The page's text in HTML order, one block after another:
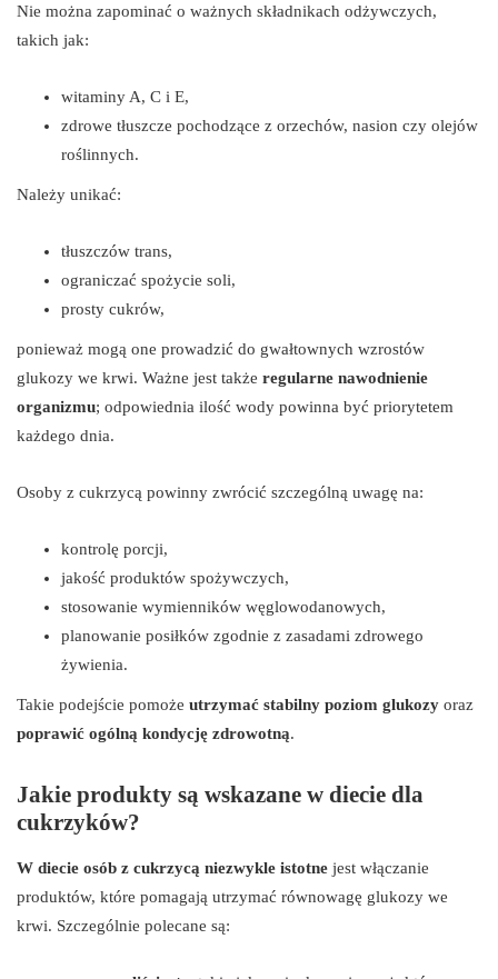
Nie można zapominać o ważnych składnikach odżywczych,
takich jak:
witaminy A, C i E,
zdrowe tłuszcze pochodzące z orzechów, nasion czy olejów
roślinnych.
Należy unikać:
tłuszczów trans,
ograniczać spożycie soli,
prosty cukrów,
ponieważ mogą one prowadzić do gwałtownych wzrostów
glukozy we krwi. Ważne jest także regularne nawodnienie
organizmu; odpowiednia ilość wody powinna być priorytetem
każdego dnia.
Osoby z cukrzycą powinny zwrócić szczególną uwagę na:
kontrolę porcji,
jakość produktów spożywczych,
stosowanie wymienników węglowodanowych,
planowanie posiłków zgodnie z zasadami zdrowego
żywienia.
Takie podejście pomoże utrzymać stabilny poziom glukozy oraz
poprawić ogólną kondycję zdrowotną.
Jakie produkty są wskazane w diecie dla
cukrzyków?
W diecie osób z cukrzycą niezwykle istotne jest włączanie
produktów, które pomagają utrzymać równowagę glukozy we
krwi. Szczególnie polecane są: